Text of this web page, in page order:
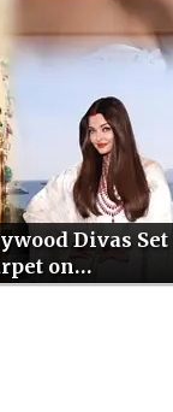
Divas
on…